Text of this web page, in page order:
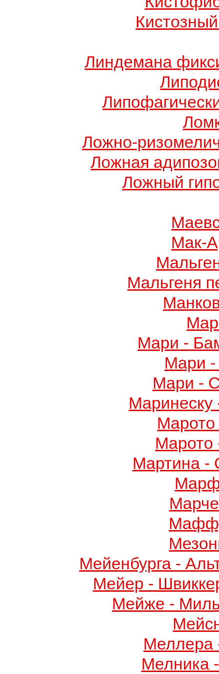
Линдемана
Ложно-
Ложная
Ложный
Мак-
Мальгеня
Мари -
Мари -
Мари -
Марото
Марото
Мартина -
Мейенбурга -
Мейер -
Мейже -
Меллера
Мелника